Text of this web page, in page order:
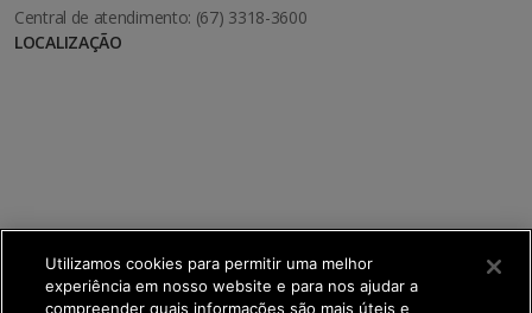
Central de atendimento: (67) 3318-3600
LOCALIZAÇÃO
Utilizamos cookies para permitir uma melhor
experiência em nosso website e para nos ajudar a
compreender quais informações são mais úteis e